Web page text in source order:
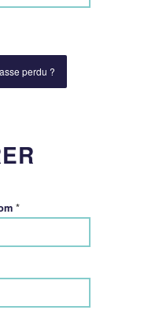
perdu ?
*